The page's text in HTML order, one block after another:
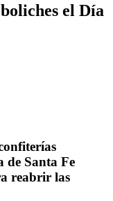
el Día
de Santa Fe
reabrir las